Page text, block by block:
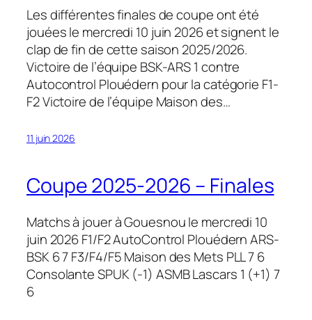
Les différentes finales de coupe ont été
jouées le mercredi 10 juin 2026 et signent le
clap de fin de cette saison 2025/2026.
Victoire de l’équipe BSK-ARS 1 contre
Autocontrol Plouédern pour la catégorie F1-
F2 Victoire de l’équipe Maison des…
11 juin 2026
Coupe 2025-2026 – Finales
Matchs à jouer à Gouesnou le mercredi 10
juin 2026 F1/F2 AutoControl Plouédern ARS-
BSK 6 7 F3/F4/F5 Maison des Mets PLL 7 6
Consolante SPUK (-1) ASMB Lascars 1 (+1) 7
6